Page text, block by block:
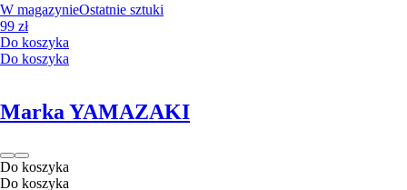
W magazynieOstatnie sztuki
99 zł
Do koszyka
Do koszyka
Marka YAMAZAKI
Do koszyka
Do koszyka